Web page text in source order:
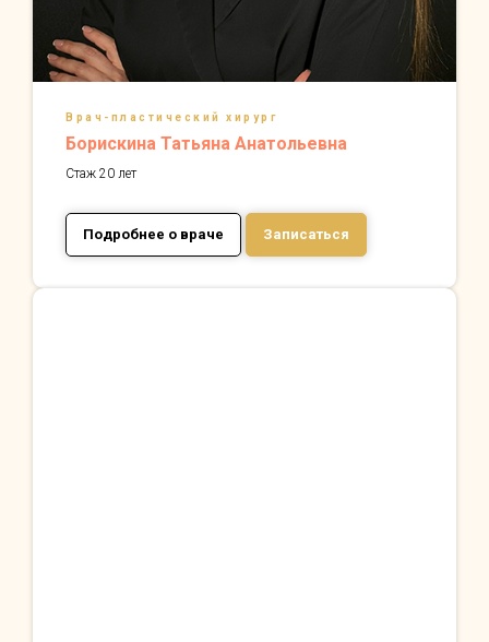
Врач-пластический хирург
Борискина Татьяна Анатольевна
Стаж 20 лет
Подробнее о враче Записаться